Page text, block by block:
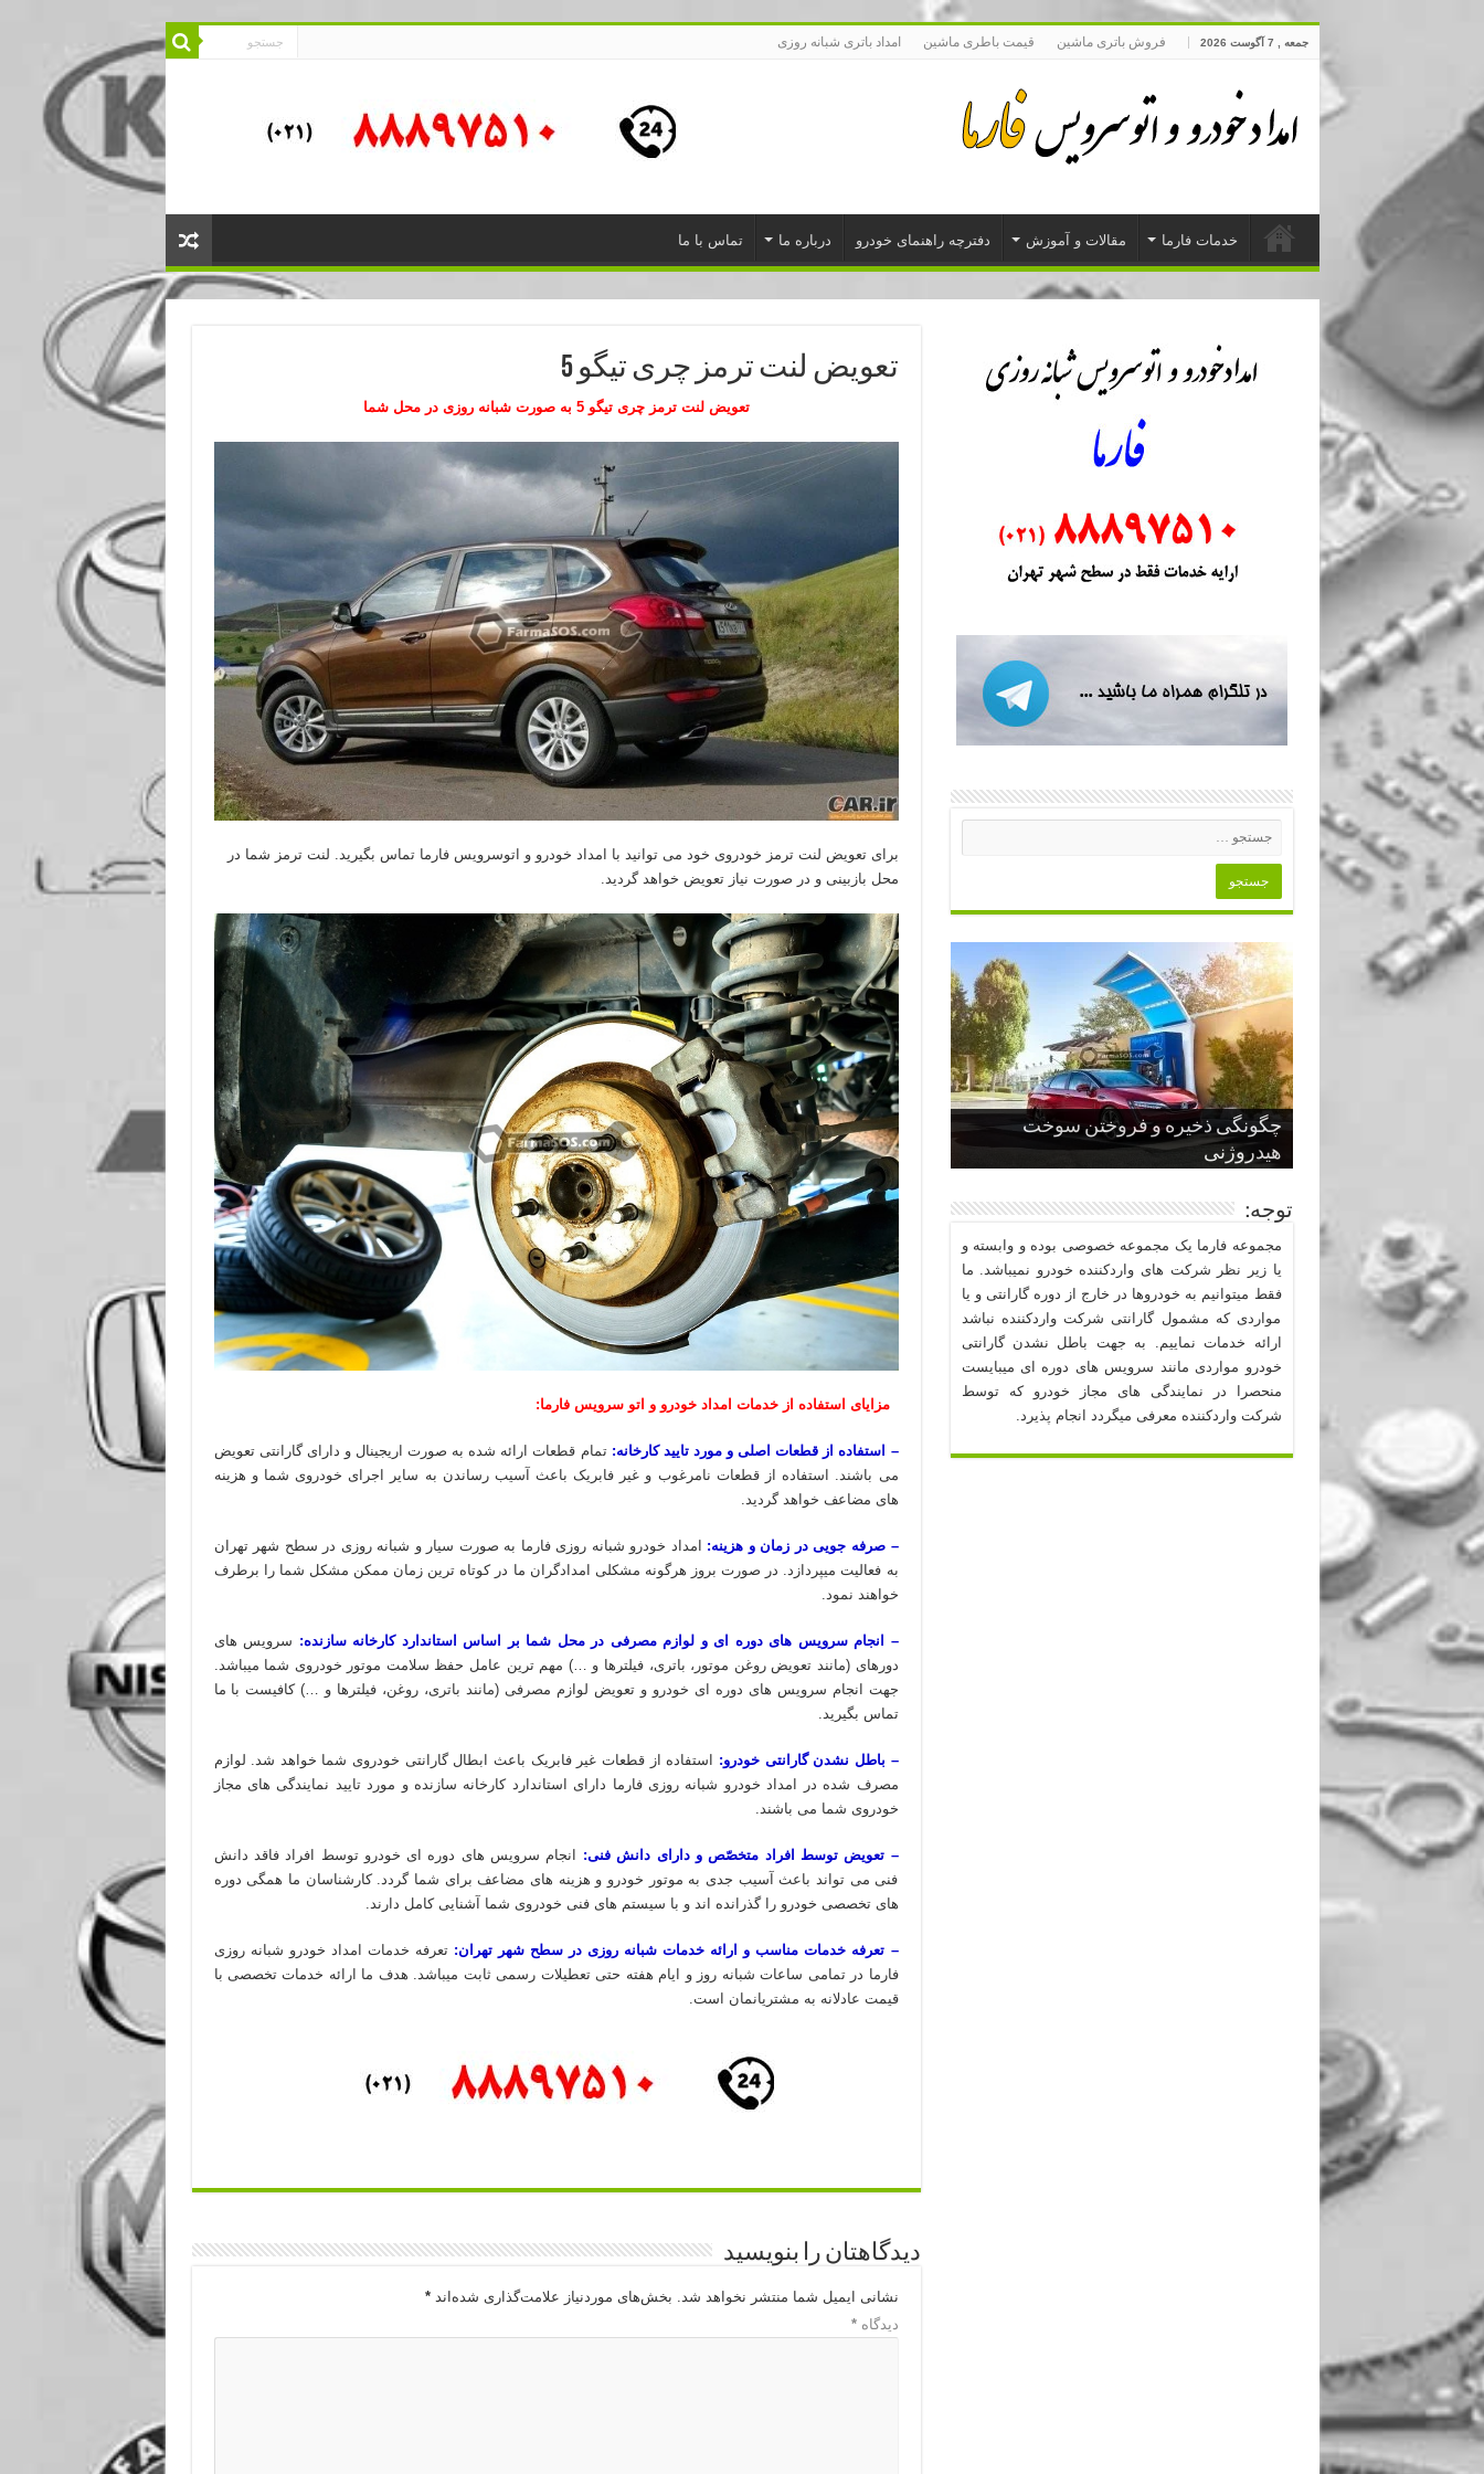
جمعه , 7 آگوست 2026 فروش باتری ماشین قیمت باطری ماشین امداد باتری شبانه روزی
خدمات فارما مقالات و آموزش دفترچه راهنمای خودرو درباره ما تماس با ما
تعویض لنت ترمز چری تیگو 5
تعویض لنت ترمز چری تیگو 5 به صورت شبانه روزی در محل شما
برای تعویض لنت ترمز خودروی خود می توانید با امداد خودرو و اتوسرویس فارما تماس بگیرید. لنت ترمز شما در
محل بازبینی و در صورت نیاز تعویض خواهد گردید.
مزایای استفاده از خدمات امداد خودرو و اتو سرویس فارما:
– استفاده از قطعات اصلی و مورد تایید کارخانه: تمام قطعات ارائه شده به صورت اریجینال و دارای گارانتی تعویض
می باشند. استفاده از قطعات نامرغوب و غیر فابریک باعث آسیب رساندن به سایر اجرای خودروی شما و هزینه
های مضاعف خواهد گردید.
– صرفه جویی در زمان و هزینه:
امداد خودرو شبانه روزی فارما به صورت سیار و شبانه روزی در سطح شهر تهران
به فعالیت میپردازد. در صورت بروز هرگونه مشکلی امدادگران ما در کوتاه ترین زمان ممکن مشکل شما را برطرف
خواهند نمود.
– انجام سرویس های دوره ای و لوازم مصرفی در محل شما بر اساس استاندارد کارخانه سازنده: سرویس های
دورهای (مانند تعویض روغن موتور، باتری، فیلترها و …) مهم ترین عامل حفظ سلامت موتور خودروی شما میباشد.
جهت انجام سرویس های دوره ای خودرو و تعویض لوازم مصرفی (مانند باتری، روغن، فیلترها و …) کافیست با ما
تماس بگیرید.
– باطل نشدن گارانتی خودرو: استفاده از قطعات غیر فابریک باعث ابطال گارانتی خودروی شما خواهد شد. لوازم
مصرف شده در امداد خودرو شبانه روزی فارما دارای استاندارد کارخانه سازنده و مورد تایید نمایندگی های مجاز
خودروی شما می باشند.
– تعویض توسط افراد متخصّص و دارای دانش فنی: انجام سرویس های دوره ای خودرو توسط افراد فاقد دانش
فنی می تواند باعث آسیب جدی به موتور خودرو و هزینه های مضاعف برای شما گردد. کارشناسان ما همگی دوره
های تخصصی خودرو را گذرانده اند و با سیستم های فنی خودروی شما آشنایی کامل دارند.
– تعرفه خدمات مناسب و ارائه خدمات شبانه روزی در سطح شهر تهران: تعرفه خدمات امداد خودرو شبانه روزی
فارما در تمامی ساعات شبانه روز و ایام هفته حتی تعطیلات رسمی ثابت میباشد. هدف ما ارائه خدمات تخصصی با
قیمت عادلانه به مشتریانمان است.
دیدگاهتان را بنویسید
نشانی ایمیل شما منتشر نخواهد شد. بخش‌های موردنیاز علامت‌گذاری شده‌اند*
دیدگاه*
چگونگی ذخیره و فروختن سوخت
هیدروژنی
قدرتمندترین ماسل کارها یا خودروهای
عضلانی امریکایی
چرا نمک باعث خوردگی خودرو می شود؟
پنج کابین جذاب سال های اخیر صنعت
خودروسازی
از صفر تا صد طراحی خودرو قسمت
سوم
توجه:
مجموعه فارما یک مجموعه خصوصی بوده و وابسته و
یا زیر نظر شرکت های واردکننده خودرو نمیباشد. ما
فقط میتوانیم به خودروها در خارج از دوره گارانتی و یا
مواردی که مشمول گارانتی شرکت واردکننده نباشد
ارائه خدمات نماییم. به جهت باطل نشدن گارانتی
خودرو مواردی مانند سرویس های دوره ای میبایست
منحصرا در نمایندگی های مجاز خودرو که توسط
شرکت واردکننده معرفی میگردد انجام پذیرد.